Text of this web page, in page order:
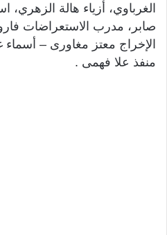
الغرباوي، أزياء هالة
صابر، مدرب الاستعراضات
الإخراج معتز مغاورى –
منفذ علا فهمى .